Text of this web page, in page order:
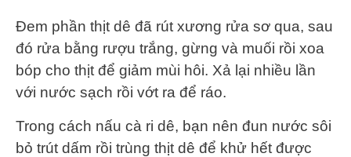
Đem phần thịt dê đã rút xương rửa sơ qua, sau
đó rửa bằng rượu trắng, gừng và muối rồi xoa
bóp cho thịt để giảm mùi hôi. Xả lại nhiều lần
với nước sạch rồi vớt ra để ráo.
Trong cách nấu cà ri dê, bạn nên đun nước sôi
bỏ trút dấm rồi trùng thịt dê để khử hết được